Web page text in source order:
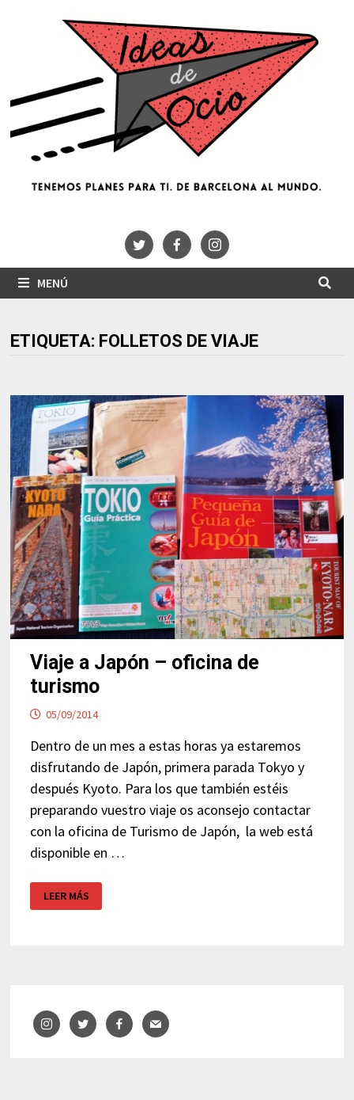
MENÚ
ETIQUETA: FOLLETOS DE VIAJE
Viaje a Japón – oficina de
turismo
05/09/2014
Dentro de un mes a estas horas ya estaremos
disfrutando de Japón, primera parada Tokyo y
después Kyoto. Para los que también estéis
preparando vuestro viaje os aconsejo contactar
con la oficina de Turismo de Japón, la web está
disponible en …
VIAJE
A
JAPÓN
LEER MÁS